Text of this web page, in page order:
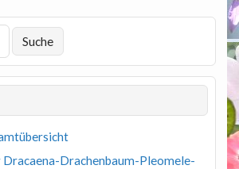
Dracaena-Drachenbaum-Pleomele-